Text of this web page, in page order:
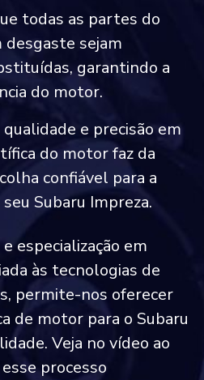
todas as partes do
sejam
garantindo a
do motor.
e precisão em
do motor faz da
confiável para a
Subaru Impreza.
especialização em
às tecnologias de
permite-nos oferecer
de motor para o Subaru
Veja no vídeo ao
processo